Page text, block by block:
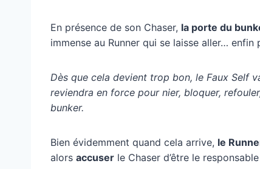
En présence de son Chaser, la porte du
immense au Runner qui se laisse aller…
Dès que cela devient trop bon, le Faux Self
reviendra en force pour nier, bloquer,
bunker.
Bien évidemment quand cela arrive, le
alors accuser le Chaser d’être le